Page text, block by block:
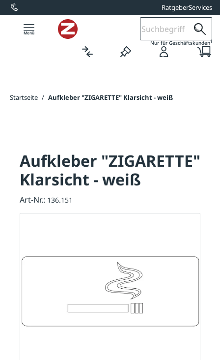
springen RatgeberServices
Nur für Geschäftskunden1
Startseite / Aufkleber "ZIGARETTE" Klarsicht - weiß
Aufkleber "ZIGARETTE"
Klarsicht - weiß
Art-Nr.: 136.151